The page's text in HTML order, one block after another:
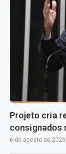
Projeto cria
consignados
6 de agosto de 2026